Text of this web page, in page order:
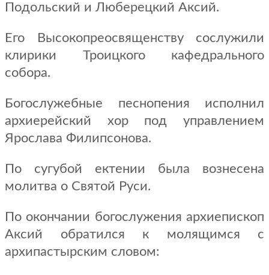
Подольский и Люберецкий Аксий.
Его Высокопреосвященству сослужили
клирики Троицкого кафедрального
собора.
Богослужебные песнопения исполнил
архиерейский хор под управлением
Ярослава Филипсонова.
По сугубой ектении была вознесена
молитва о Святой Руси.
По окончании богослужения архиепископ
Аксий обратился к молящимся с
архипастырским словом: